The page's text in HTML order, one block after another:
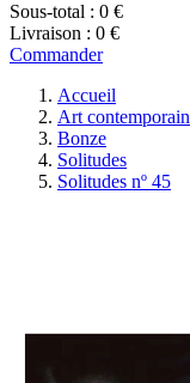
Sous-total : 0 €
Livraison : 0 €
Commander
Accueil
Art contemporain
Bonze
Solitudes
Solitudes nº 45